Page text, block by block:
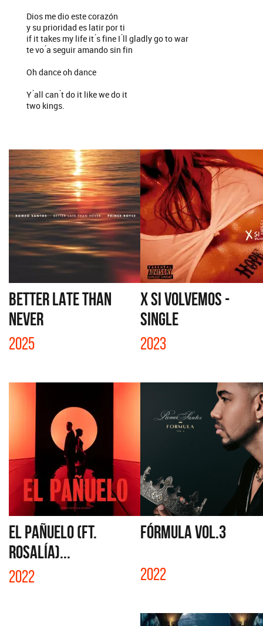
Dios me dio este corazón
y su prioridad es latir por ti
if it takes my life it ́s fine I ́ll gladly go to war
te vo ́a seguir amando sin fin
Oh dance oh dance
Y ́all can ́t do it like we do it
two kings.
BETTER LATE THAN
NEVER
2025
X SI VOLVEMOS -
SINGLE
2023
EL PAÑUELO (FT.
ROSALÍA)...
2022
FÓRMULA VOL.3
2022